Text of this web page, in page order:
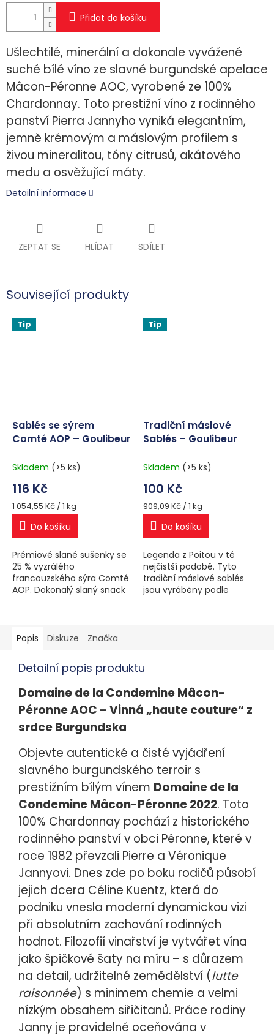
Přidat do košíku
Ušlechtilé, minerální a dokonale vyvážené
suché bílé víno ze slavné burgundské apelace
Mâcon-Péronne AOC, vyrobené ze 100%
Chardonnay. Toto prestižní víno z rodinného
panství Pierra Jannyho vyniká elegantním,
jemně krémovým a máslovým profilem s
živou mineralitou, tóny citrusů, akátového
medu a osvěžující máty.
Detailní informace
ZEPTAT SE HLÍDAT SDÍLET
Související produkty
Tip
Sablés se sýrem
Comté AOP – Goulibeur
Skladem (>5 ks)
116 Kč
Měrná
cena:
1 054,55 Kč / 1 kg
Do košíku
Prémiové slané sušenky se
25 % vyzrálého
francouzského sýra Comté
AOP. Dokonalý slaný snack
dochucovadel. Ideální...
Tip
Tradiční máslové
Sablés – Goulibeur
Skladem (>5 ks)
100 Kč
Měrná
cena:
909,09 Kč / 1 kg
Do košíku
Legenda z Poitou v té
nejčistší podobě. Tyto
tradiční máslové sablés
jsou vyráběny podle
Popis Diskuze Značka
Detailní popis produktu
Domaine de la Condemine Mâcon-
Péronne AOC – Vinná „haute couture“ z
srdce Burgundska
Objevte autentické a čisté vyjádření
slavného burgundského terroir s
prestižním bílým vínem Domaine de la
Condemine Mâcon-Péronne 2022. Toto
100% Chardonnay pochází z historického
rodinného panství v obci Péronne, které v
roce 1982 převzali Pierre a Véronique
Jannyovi. Dnes zde po boku rodičů působí
jejich dcera Céline Kuentz, která do
podniku vnesla moderní dynamickou vizi
při absolutním zachování rodinných
hodnot. Filozofií vinařství je vytvářet vína
jako špičkové šaty na míru – s důrazem
na detail, udržitelné zemědělství (lutte
raisonnée) s minimem chemie a velmi
nízkým obsahem siřičitanů. Práce rodiny
Janny je pravidelně oceňována v